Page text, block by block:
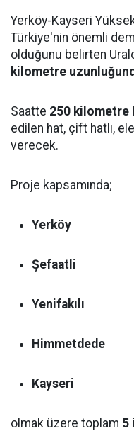
Yerköy-Kayseri
Türkiye'nin önemli
olduğunu belirten
kilometre
Saatte 250 kilometre
edilen hat, çift hatlı,
verecek.
Proje kapsamında;
Yerköy
Şefaatli
Yenifakılı
Himmetdede
Kayseri
olmak üzere toplam 5